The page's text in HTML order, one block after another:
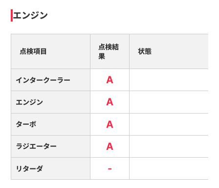
エンジン
点検項目
点検結
果
状態
インタークーラー A
エンジン A
ターボ A
ラジエーター A
リターダ -